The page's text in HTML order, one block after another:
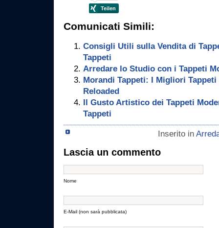
Comunicati Simili:
Consigli Utili sulla Vendita di
Tappeti
Arredare lo Studio con i Tappeti
Morandi Tappeti: I Migliori
Reloaded
Il Gusto Artistico dei Tappeti
Tappeti
Inserito in
Lascia un commento
Nome
E-Mail (non sarà pubblicata)